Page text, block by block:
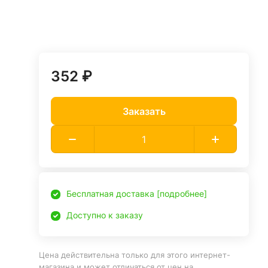
352 ₽
Заказать
Бесплатная доставка [подробнее]
Доступно к заказу
Цена действительна только для этого интернет-